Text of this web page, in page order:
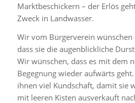
Marktbeschickern – der Erlös
Zweck in Landwasser.
Wir vom Bürgerverein
dass sie die augenblickliche
Wir wünschen, dass es mit dem
Begegnung wieder aufwärts
ihnen viel Kundschaft, damit sie
mit leeren Kisten ausverkauft